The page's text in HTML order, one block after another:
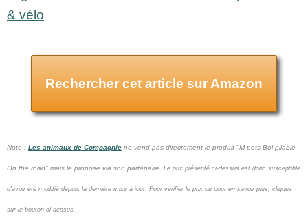
& vélo
Rechercher cet article sur Amazon
Note : Les animaux de Compagnie ne vend pas directement le produit "M-pets Bol pliable -
On the road" mais le propose via son partenaire. Le prix présenté ci-dessus est donc susceptible
d'avoir été modifié depuis la dernière mise à jour. Pour vérifier le prix ou pour en savoir plus, cliquez
sur le bouton ci-dessus.